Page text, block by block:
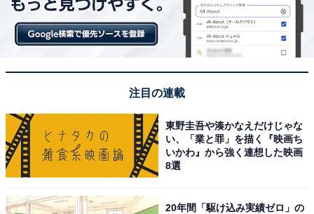
注目の連載
東野圭吾や湊かなえだけじゃな
い、「業と罪」を描く『映画ち
いかわ』から強く連想した映画
8選
20年間「駆け込み実績ゼロ」の